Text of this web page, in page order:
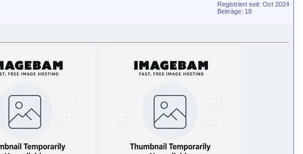
Registriert seit: Oct 2024
Beiträge: 18